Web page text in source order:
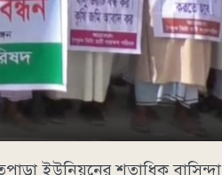
ইউনিয়নের শতাধিক বাসিন্দা